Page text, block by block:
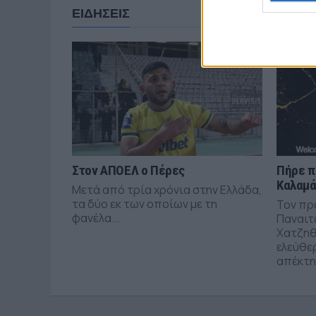
ΕΙΔΗΣΕΙΣ
Στον ΑΠΟΕΛ ο Πέρες
Μετά από τρία χρόνια στην Ελλάδα,
τα δύο εκ των οποίων με τη
φανέλα...
Πήρε
Τον